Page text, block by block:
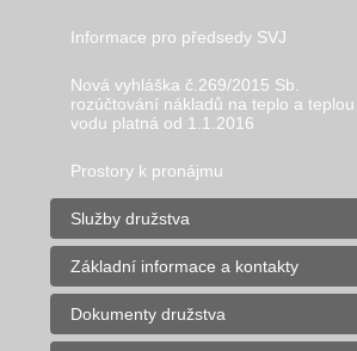
Informace pro předsedy SVJ
Nová vyhláška č.269/2015 Sb.
rozúčtování nákladů na teplo a teplou
vodu platná od 1.1.2016
Prostory k pronájmu
Služby družstva
Základní informace a kontakty
Dokumenty družstva